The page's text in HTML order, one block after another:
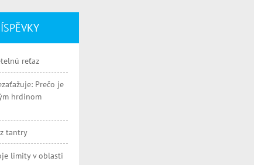
reťaz
Prečo je
hrdinom
tantry
limity v oblasti